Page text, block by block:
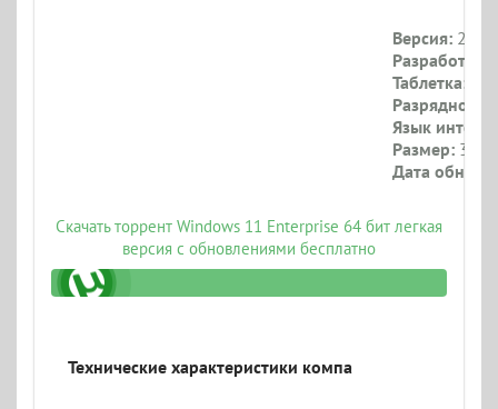
Версия:
Разработчик:
Таблетка:
Разрядность:
Язык
Размер: 3.8
Дата
Скачать торрент Windows 11 Enterprise 64 бит легкая
версия с обновлениями бесплатно
Технические характеристики компа